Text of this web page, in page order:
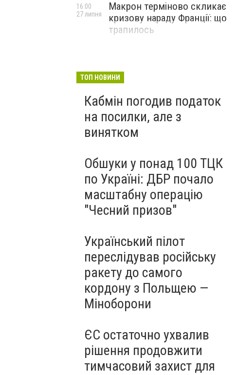
Макрон терміново скликає
кризову нараду Франції: що
трапилось
16:00
27 липня
ТОП НОВИНИ
Кабмін погодив податок
на посилки, але з
винятком
Обшуки у понад 100 ТЦК
по Україні: ДБР почало
масштабну операцію
"Чесний призов"
Український пілот
переслідував російську
ракету до самого
кордону з Польщею —
Міноборони
ЄС остаточно ухвалив
рішення продовжити
тимчасовий захист для